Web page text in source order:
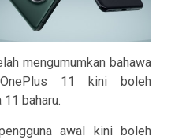
mengumumkan bahawa
11 kini boleh
baharu.
awal kini boleh